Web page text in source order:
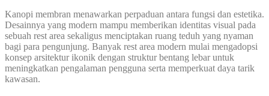
Kanopi membran menawarkan perpaduan antara fungsi dan estetika.
Desainnya yang modern mampu memberikan identitas visual pada
sebuah rest area sekaligus menciptakan ruang teduh yang nyaman
bagi para pengunjung. Banyak rest area modern mulai mengadopsi
konsep arsitektur ikonik dengan struktur bentang lebar untuk
meningkatkan pengalaman pengguna serta memperkuat daya tarik
kawasan.